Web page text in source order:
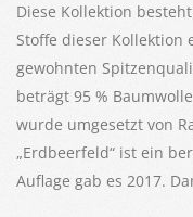
Diese Kollektion
Stoffe dieser Kollektion
gewohnten
beträgt 95 %
wurde umgesetzt von
„Erdbeerfeld“ ist ein
Auflage gab es 2017.